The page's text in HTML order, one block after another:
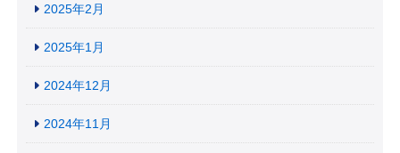
2025年2月
2025年1月
2024年12月
2024年11月